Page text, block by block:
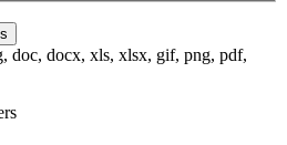
doc, docx, xls, xlsx, gif, png, pdf,